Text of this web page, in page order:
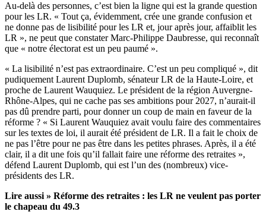
Au-delà des personnes, c’est bien la ligne qui est la grande question
pour les LR. « Tout ça, évidemment, crée une grande confusion et
ne donne pas de lisibilité pour les LR et, jour après jour, affaiblit les
LR », ne peut que constater Marc-Philippe Daubresse, qui reconnaît
que « notre électorat est un peu paumé ».
« La lisibilité n’est pas extraordinaire. C’est un peu compliqué », dit
pudiquement Laurent Duplomb, sénateur LR de la Haute-Loire, et
proche de Laurent Wauquiez. Le président de la région Auvergne-
Rhône-Alpes, qui ne cache pas ses ambitions pour 2027, n’aurait-il
pas dû prendre parti, pour donner un coup de main en faveur de la
réforme ? « Si Laurent Wauquiez avait voulu faire des commentaires
sur les textes de loi, il aurait été président de LR. Il a fait le choix de
ne pas l’être pour ne pas être dans les petites phrases. Après, il a été
clair, il a dit une fois qu’il fallait faire une réforme des retraites »,
défend Laurent Duplomb, qui est l’un des (nombreux) vice-
présidents des LR.
Lire aussi » Réforme des retraites : les LR ne veulent pas porter
le chapeau du 49.3